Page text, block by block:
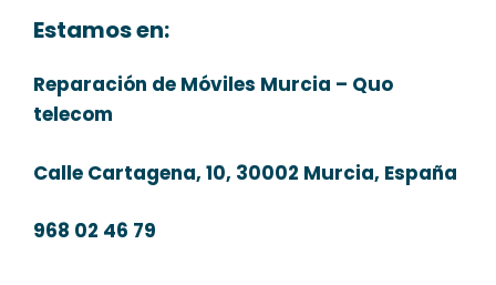
Estamos en:
Reparación de Móviles Murcia – Quo
telecom
Calle Cartagena, 10, 30002 Murcia, España
968 02 46 79